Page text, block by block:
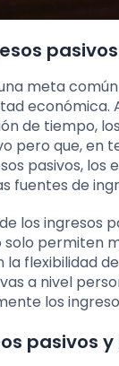
meta
económica.
de tiempo,
pero que, en
pasivos,
fuentes de
los ingresos
solo permiten
flexibilidad
a nivel
los
pasivos